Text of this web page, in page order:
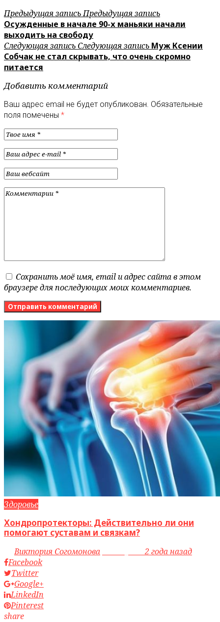
Предыдущая записьПредыдущая запись
Осужденные в начале 90-х маньяки начали
выходить на свободу
Следующая запись Следующая запись Муж Ксении
Собчак не стал скрывать, что очень скромно
питается
Добавить комментарий
Ваш адрес email не будет опубликован. Обязательные
поля помечены *
Сохранить моё имя, email и адрес сайта в этом
браузере для последующих моих комментариев.
Здоровье
Хондропротекторы: Действительно ли они
помогают суставам и связкам?
byВиктория Согомонова access_time2 года назад
Facebook
Twitter
Google+
LinkedIn
Pinterest
share